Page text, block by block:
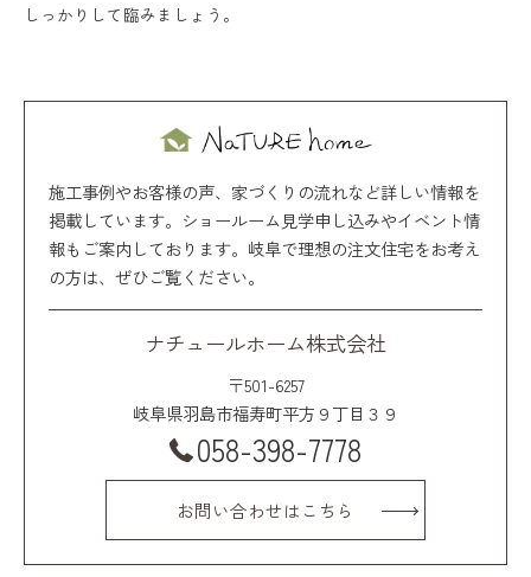
しっかりして臨みましょう。
施工事例やお客様の声、家づくりの流れなど詳しい情報を
掲載しています。ショールーム見学申し込みやイベント情
報もご案内しております。岐阜で理想の注文住宅をお考え
の方は、ぜひご覧ください。
ナチュールホーム株式会社
〒501-6257
岐阜県羽島市福寿町平方９丁目３９
058-398-7778
お問い合わせはこちら